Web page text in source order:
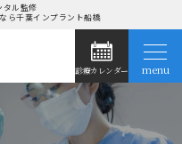
タル監修
ら千葉インプラント船橋
診療カレンダー menu